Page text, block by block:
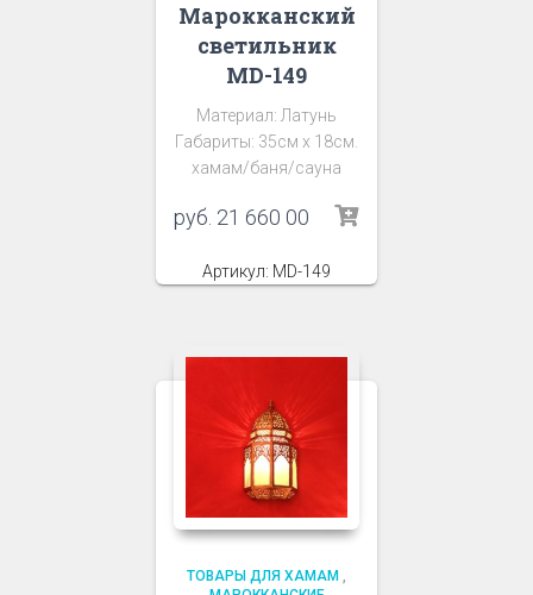
Марокканский
светильник
MD-149
Материал: Латунь
Габариты: 35см х 18см.
хамам/баня/сауна
руб. 21 660 00
Артикул: MD-149
ТОВАРЫ ДЛЯ ХАМАМ ,